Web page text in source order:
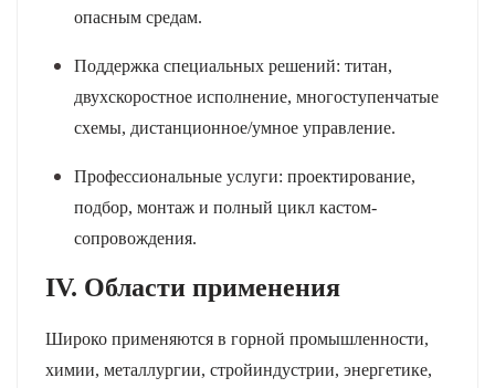
опасным средам.
Поддержка специальных решений: титан,
двухскоростное исполнение, многоступенчатые
схемы, дистанционное/умное управление.
Профессиональные услуги: проектирование,
подбор, монтаж и полный цикл кастом-
сопровождения.
IV. Области применения
Широко применяются в горной промышленности,
химии, металлургии, стройиндустрии, энергетике,